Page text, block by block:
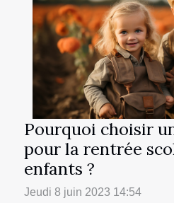
Pourquoi choisir
pour la rentrée
enfants ?
Jeudi 8 juin 2023 14:54